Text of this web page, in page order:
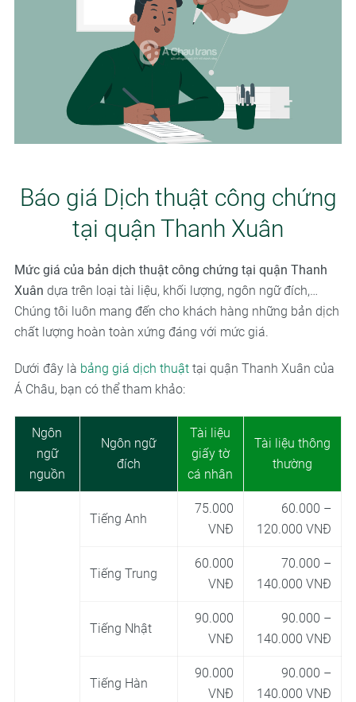
Báo giá Dịch thuật công chứng
tại quận Thanh Xuân
Mức giá của bản dịch thuật công chứng tại quận Thanh
Xuân dựa trên loại tài liệu, khối lượng, ngôn ngữ đích,…
Chúng tôi luôn mang đến cho khách hàng những bản dịch
chất lượng hoàn toàn xứng đáng với mức giá.
Dưới đây là bảng giá dịch thuậttại quận Thanh Xuân của
Á Châu, bạn có thể tham khảo:
Ngôn
ngữ
nguồn
Ngôn ngữ
đích
Tài liệu
giấy tờ
cá nhân
Tài liệu thông
thường
Tiếng Anh
75.000
VNĐ
60.000 –
120.000 VNĐ
Tiếng Trung
60.000
VNĐ
70.000 –
140.000 VNĐ
Tiếng Nhật
90.000
VNĐ
90.000 –
140.000 VNĐ
Tiếng Hàn
90.000
VNĐ
90.000 –
140.000 VNĐ